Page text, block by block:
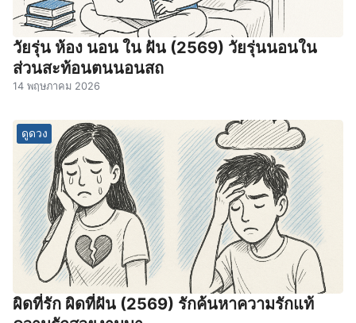
วัยรุ่น ห้อง นอน ใน ฝัน (2569) วัยรุ่นนอนใน
ส่วนสะท้อนตนนอนสถ
14 พฤษภาคม 2026
ดูดวง
ผิดที่รัก ผิดที่ฝัน (2569) รักค้นหาความรักแท้